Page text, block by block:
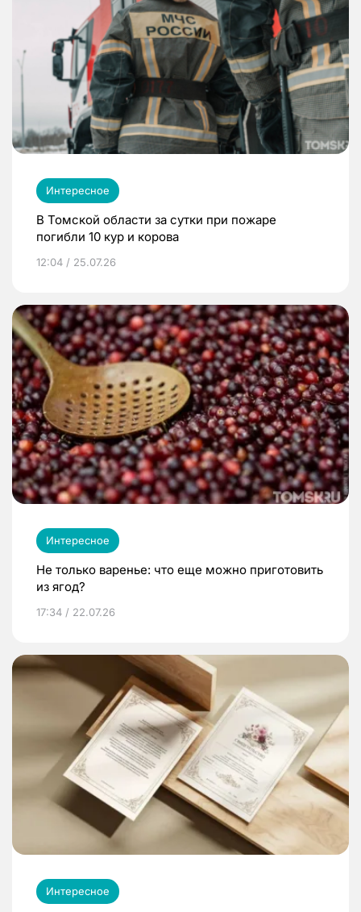
Интересное
В Томской области за сутки при пожаре
погибли 10 кур и корова
12:04 / 25.07.26
Интересное
Не только варенье: что еще можно приготовить
из ягод?
17:34 / 22.07.26
Интересное